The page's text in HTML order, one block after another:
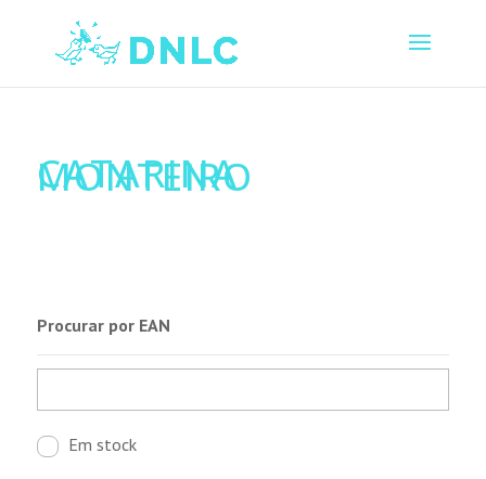
CATARINA
MONTEIRO
Procurar por EAN
Em stock